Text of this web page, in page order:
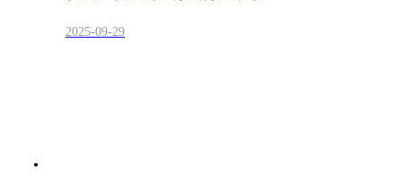
2025-09-29